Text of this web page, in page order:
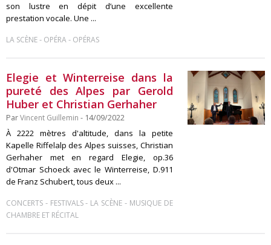
son lustre en dépit d’une excellente
prestation vocale. Une ...
LA SCÈNE- OPÉRA- OPÉRAS
Elegie et Winterreise dans la
pureté des Alpes par Gerold
Huber et Christian Gerhaher
ParVincent Guillemin - 14/09/2022
À 2222 mètres d'altitude, dans la petite
Kapelle Riffelalp des Alpes suisses, Christian
Gerhaher met en regard Elegie, op.36
d'Otmar Schoeck avec le Winterreise, D.911
de Franz Schubert, tous deux ...
CONCERTS - FESTIVALS- LA SCÈNE - MUSIQUE DE
CHAMBRE ET RÉCITAL